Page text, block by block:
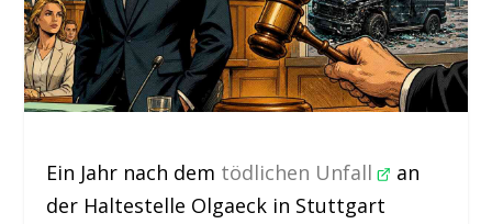
Ein Jahr nach dem tödlichen Unfall
an
der Haltestelle Olgaeck in Stuttgart